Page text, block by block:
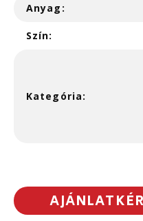
Anyag:
Szín:
Kategória: